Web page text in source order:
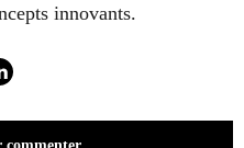
innovants.